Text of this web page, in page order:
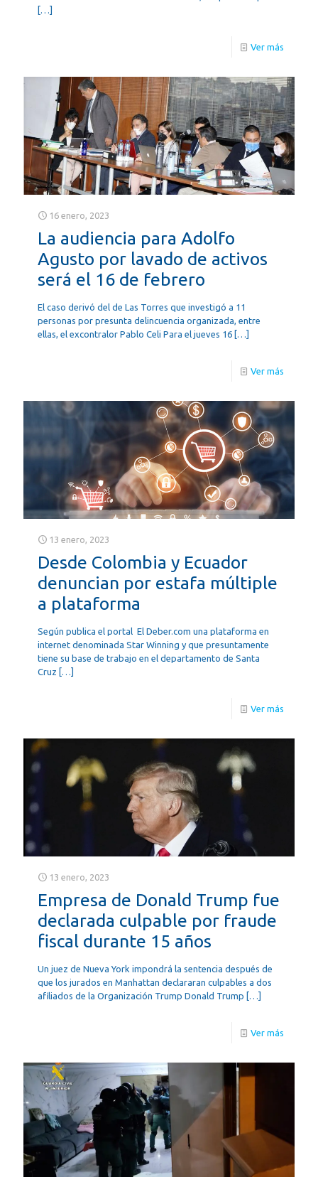
[…]
Ver más
16 enero, 2023
La audiencia para Adolfo
Agusto por lavado de activos
será el 16 de febrero
El caso derivó del de Las Torres que investigó a 11
personas por presunta delincuencia organizada, entre
ellas, el excontralor Pablo Celi Para el jueves 16 […]
Ver más
13 enero, 2023
Desde Colombia y Ecuador
denuncian por estafa múltiple
a plataforma
Según publica el portal El Deber.com una plataforma en
internet denominada Star Winning y que presuntamente
tiene su base de trabajo en el departamento de Santa
Cruz […]
Ver más
13 enero, 2023
Empresa de Donald Trump fue
declarada culpable por fraude
fiscal durante 15 años
Un juez de Nueva York impondrá la sentencia después de
que los jurados en Manhattan declararan culpables a dos
afiliados de la Organización Trump Donald Trump […]
Ver más